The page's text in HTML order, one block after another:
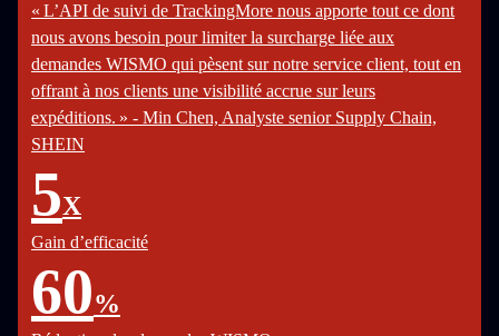
« L’API de suivi de TrackingMore nous apporte tout ce dont
nous avons besoin pour limiter la surcharge liée aux
demandes WISMO qui pèsent sur notre service client, tout en
offrant à nos clients une visibilité accrue sur leurs
expéditions. » - Min Chen, Analyste senior Supply Chain,
SHEIN
5X
Gain d’efficacité
60%